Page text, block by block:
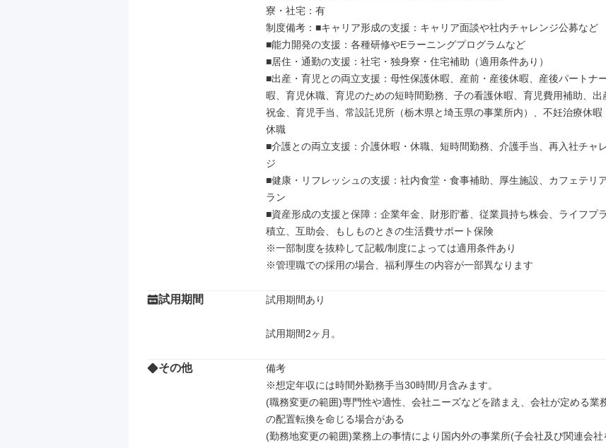
寮・社宅：有
制度備考：■キャリア形成の支援：キャリア面談や社内チャレンジ公募など
■能力開発の支援：各種研修やEラーニングプログラムなど
■居住・通勤の支援：社宅・独身寮・住宅補助（適用条件あり）
■出産・育児との両立支援：母性保護休暇、産前・産後休暇、産後パートナ
暇、育児休職、育児のための短時間勤務、子の看護休暇、育児費用補助、出
祝金、育児手当、常設託児所（栃木県と埼玉県の事業所内）、不妊治療休暇
休職
■介護との両立支援：介護休暇・休職、短時間勤務、介護手当、再入社チャ
ジ
■健康・リフレッシュの支援：社内食堂・食事補助、厚生施設、カフェテリ
ラン
■資産形成の支援と保障：企業年金、財形貯蓄、従業員持ち株会、ライフプ
積立、互助会、もしものときの生活費サポート保険
※一部制度を抜粋して記載/制度によっては適用条件あり
※管理職での採用の場合、福利厚生の内容が一部異なります
試用期間 試用期間あり
試用期間2ヶ月。
その他
備考
※想定年収には時間外勤務手当30時間/月含みます。
(職務変更の範囲)専門性や適性、会社ニーズなどを踏まえ、会社が定める業
の配置転換を命じる場合がある
(勤務地変更の範囲)業務上の事情により国内外の事業所(子会社及び関連会社